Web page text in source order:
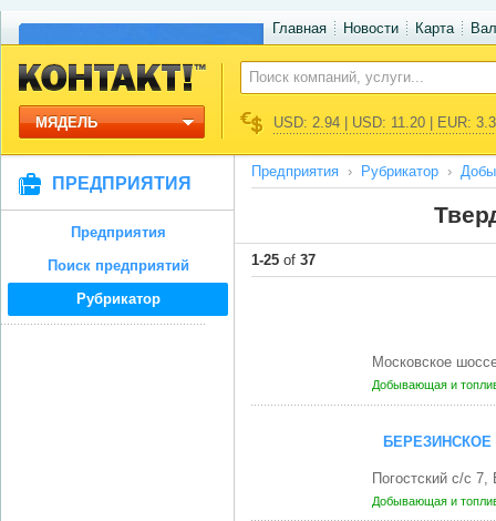
Главная Новости Карта
МЯДЕЛЬ USD: 2.94 | USD: 11.20 | EUR:
ПРЕДПРИЯТИЯ
Предприятия
Поиск предприятий
Рубрикатор
Предприятия Рубрикатор
1-25 of 37
Московское
Добывающая и
Погостский с/с
Добывающая и